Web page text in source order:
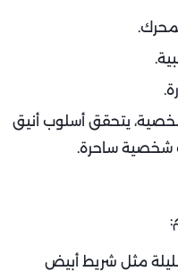
يتحقق أسلوب أنيق
شخصية ساحرة.
مثل شريط أبيض